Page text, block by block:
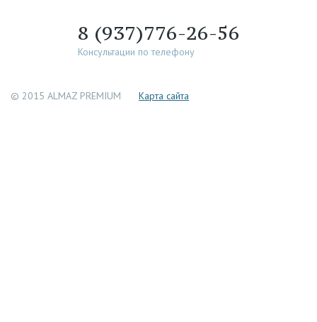
8 (937)776-26-56
Консультации по телефону
© 2015 ALMAZ PREMIUM Каpта сайта